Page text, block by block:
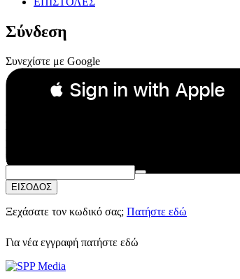
Σύνδεση
Συνεχίστε με Google
 Sign in with Apple
Συνεχίστε με Apple
ή
Email:
Κωδικός Πρόσβασης:
ΕΙΣΟΔΟΣ
Ξεχάσατε τον κωδικό σας; Πατήστε εδώ
Για νέα εγγραφή πατήστε εδώ